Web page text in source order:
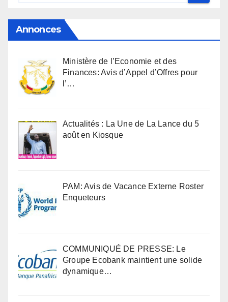
Annonces
Ministère de l’Economie et des
Finances: Avis d’Appel d’Offres pour
l’…
Actualités : La Une de La Lance du 5
août en Kiosque
PAM: Avis de Vacance Externe Roster
Enqueteurs
COMMUNIQUÉ DE PRESSE: Le
Groupe Ecobank maintient une solide
dynamique…